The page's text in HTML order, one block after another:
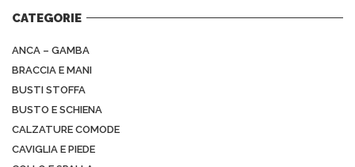
CATEGORIE
ANCA – GAMBA
BRACCIA E MANI
BUSTI STOFFA
BUSTO E SCHIENA
CALZATURE COMODE
CAVIGLIA E PIEDE